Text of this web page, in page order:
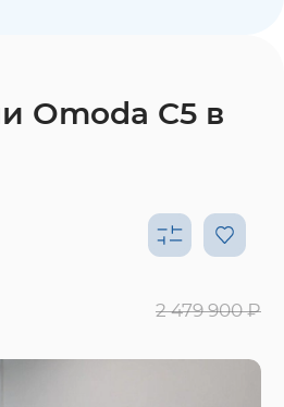
Omoda C5 в
2 479 900 ₽